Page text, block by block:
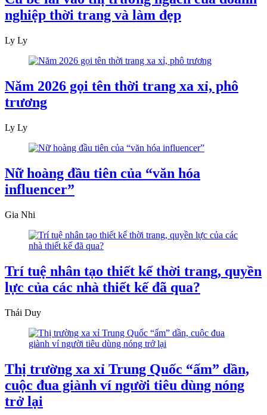
nghiệp thời trang và làm đẹp
Ly Ly
Năm 2026 gọi tên thời trang xa xỉ, phô
trương
Ly Ly
Nữ hoàng đầu tiên của “văn hóa
influencer”
Gia Nhi
Trí tuệ nhân tạo thiết kế thời trang, quyền
lực của các nhà thiết kế đã qua?
Thái Duy
Thị trường xa xỉ Trung Quốc “ấm” dần,
cuộc đua giành ví người tiêu dùng nóng
trở lại